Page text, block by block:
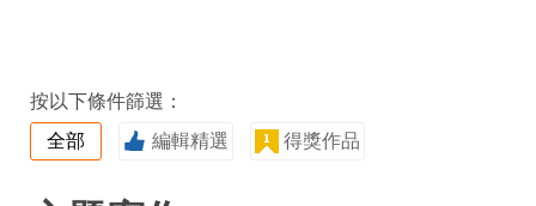
按以下條件篩選：
全部
編輯精選 得獎作品